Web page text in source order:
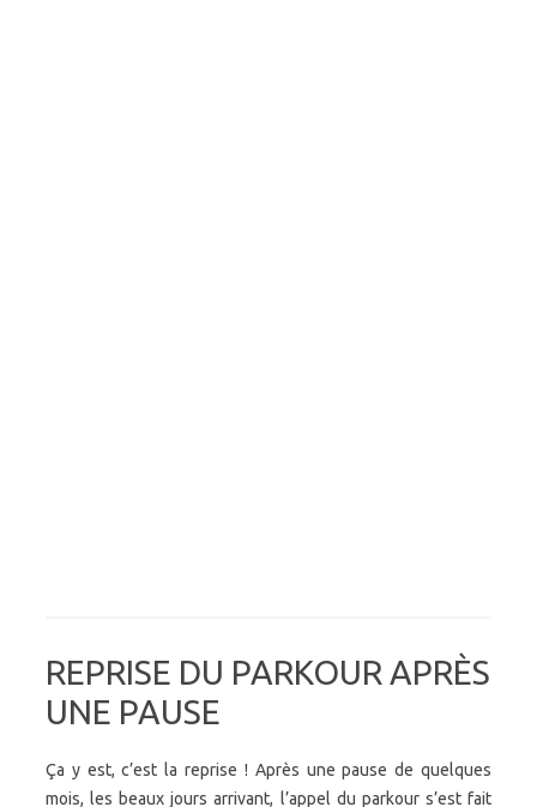
REPRISE DU PARKOUR APRÈS
UNE PAUSE
Ça y est, c’est la reprise ! Après une pause de quelques
mois, les beaux jours arrivant, l’appel du parkour s’est fait